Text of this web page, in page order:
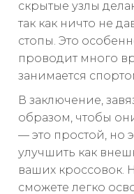
скрытые узлы
так как ничто не
стопы. Это
проводит много
занимается
В заключение,
образом, чтобы
— это простой, но
улучшить как
ваших кроссовок.
сможете легко